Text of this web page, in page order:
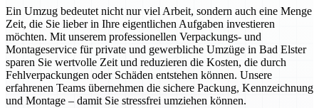
Ein Umzug bedeutet nicht nur viel Arbeit, sondern auch eine Menge
Zeit, die Sie lieber in Ihre eigentlichen Aufgaben investieren
möchten. Mit unserem professionellen Verpackungs- und
Montageservice für private und gewerbliche Umzüge in Bad Elster
sparen Sie wertvolle Zeit und reduzieren die Kosten, die durch
Fehlverpackungen oder Schäden entstehen können. Unsere
erfahrenen Teams übernehmen die sichere Packung, Kennzeichnung
und Montage – damit Sie stressfrei umziehen können.